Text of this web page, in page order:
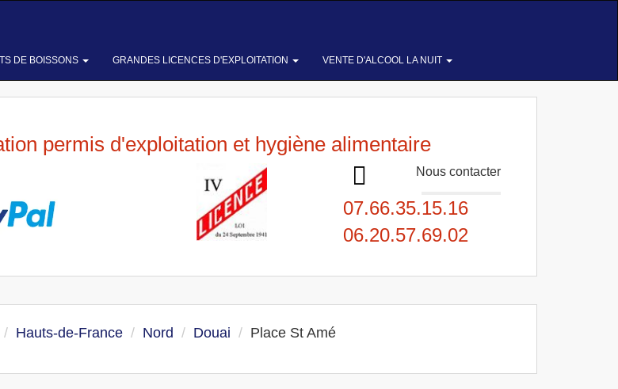
DE BOISSONS GRANDES LICENCES D'EXPLOITATION VENTE D'ALCOOL LA NUIT
permis d'exploitation et hygiène alimentaire
Nous contacter
07.66.35.15.16
06.20.57.69.02
Hauts-de-France Nord Douai Place St Amé